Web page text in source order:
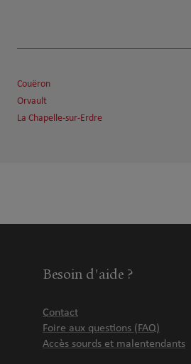
Couëron
Orvault
La Chapelle-sur-Erdre
Besoin d'aide ?
Contact
Foire aux questions (FAQ)
Accès sourds et malentendants